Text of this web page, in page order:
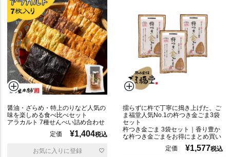
醤油・ざらめ・特上のりなど人気の
味を楽しめる食べ比べセット
アラカルト 7種せんべい詰め合わせ
定価
¥1,404税込
お気に入りに登録
擂らずに杵で丁寧に搗き上げた、ご
ま福堂人気No.1の杵つき金ごま3袋
セット
杵つき金ごま 3袋セット｜香り豊か
な杵つき金ごまをお得にまとめ買い
定価
¥1,577税込